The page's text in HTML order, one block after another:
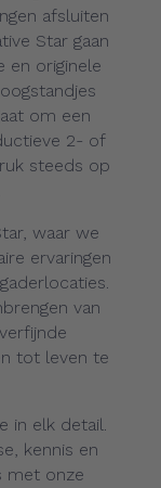
afsluiten
Star gaan
en originele
om een
2- of
steeds op
waar we
ervaringen
van
tot leven te
in elk detail.
kennis en
met onze